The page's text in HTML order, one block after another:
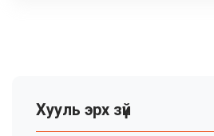
Хууль эрх зүй